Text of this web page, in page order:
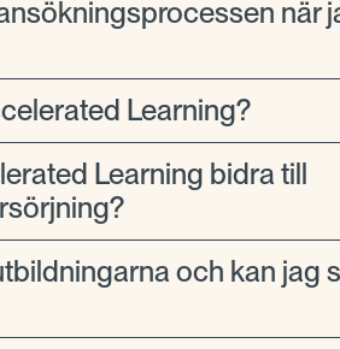
när
Learning?
Learning bidra till
och kan jag